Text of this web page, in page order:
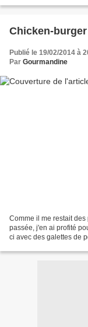
Chicken-
Publié le 19/02/2014 à
Par Gourmandine
Comme il me restait
passée, j'en ai profité
ci avec des galettes de